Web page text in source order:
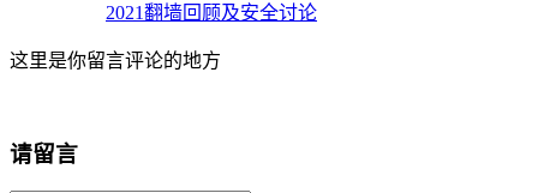
2021翻墙回顾及安全讨论
这里是你留言评论的地方
请留言